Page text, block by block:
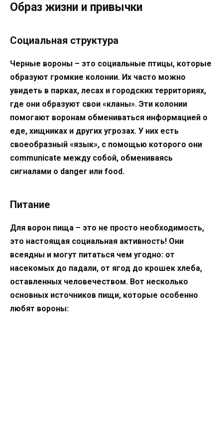
Образ жизни и привычки
Социальная структура
Черные вороны – это социальные птицы, которые
образуют громкие колонии. Их часто можно
увидеть в парках, лесах и городских территориях,
где они образуют свои «кланы». Эти колонии
помогают воронам обмениваться информацией о
еде, хищниках и других угрозах. У них есть
своеобразный «язык», с помощью которого они
communicate между собой, обмениваясь
сигналами о danger или food.
Питание
Для ворон пища – это не просто необходимость,
это настоящая социальная активность! Они
всеядны и могут питаться чем угодно: от
насекомых до падали, от ягод до крошек хлеба,
оставленных человечеством. Вот несколько
основных источников пищи, которые особенно
любят вороны: